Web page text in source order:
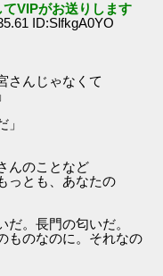
VIPがお送りします
ID:SlfkgA0YO
さんじゃなくて
んのことなど
とも、あなたの
。長門の匂いだ。
のなのに。それなの